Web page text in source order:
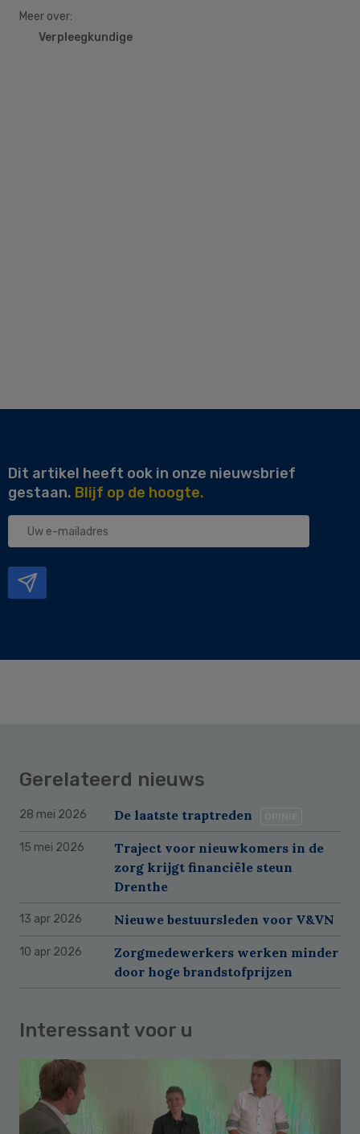
Meer over:
Verpleegkundige
Dit artikel heeft ook in onze nieuwsbrief
gestaan. Blijf op de hoogte.
Uw
Gerelateerd nieuws
28 mei 2026 De laatste traptreden
15 mei 2026
Traject voor nieuwkomers in de
zorg krijgt financiële steun
Drenthe
13 apr 2026 Nieuwe bestuursleden voor V&VN
10 apr 2026
Zorgmedewerkers werken minder
door hoge brandstofprijzen
Interessant voor u